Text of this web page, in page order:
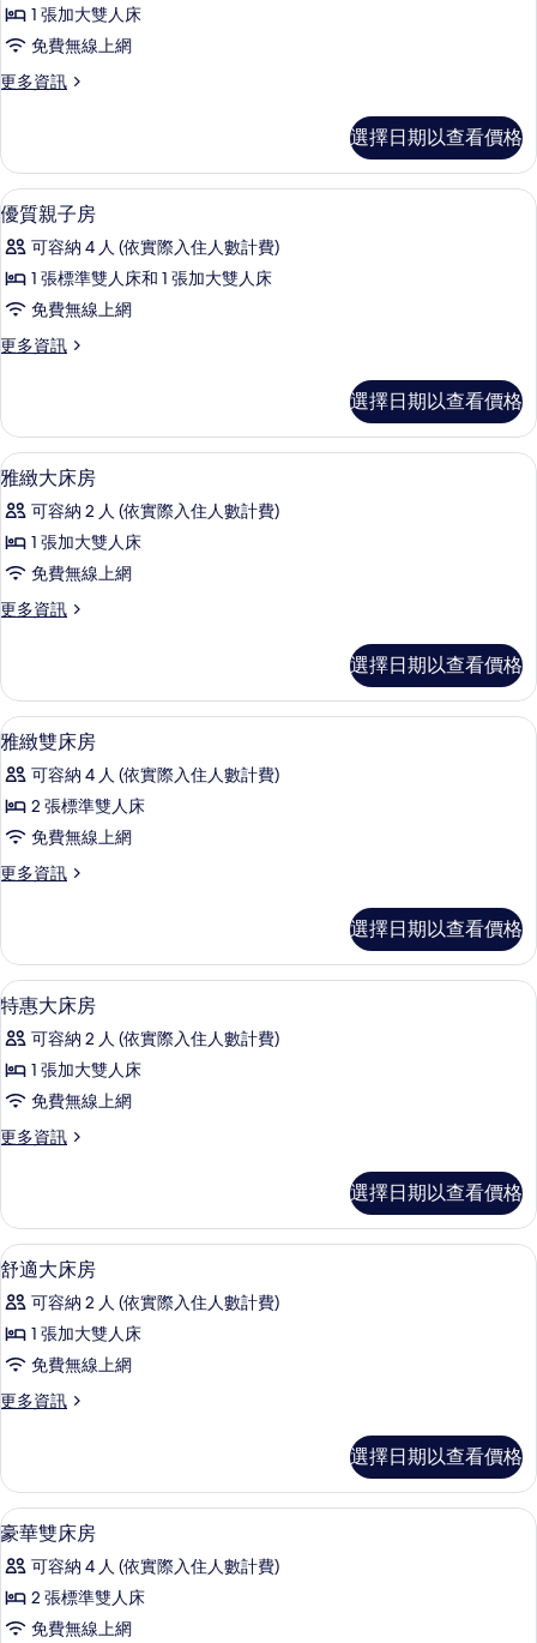
片
情
致
床
的
所
有
相
片
1 張加大雙人床
免費無線上網
更多資訊
更
大
床
房
詳
情
選擇日期以查看價格
顯
示
優
質
子
的
所
有
相
片
6
優質親子房
可容納 4 人 (依實際入住人數計費)
1 張標準雙人床和 1 張加大雙人床
免費無線上網
更多資訊
更
親
子
房
的
詳
情
選擇日期以查看價格
顯
示
雅
緻
床
的
所
有
相
片
15
雅緻大床房
可容納 2 人 (依實際入住人數計費)
1 張加大雙人床
免費無線上網
更多資訊
更
大
床
房
的
詳
情
選擇日期以查看價格
顯
示
雅
緻
床
的
所
有
相
片
11
雅緻雙床房
可容納 4 人 (依實際入住人數計費)
2 張標準雙人床
免費無線上網
更多資訊
更
雙
床
房
詳
情
選擇日期以查看價格
顯
示
特
惠
床
的
所
有
相
片
13
特惠大床房
可容納 2 人 (依實際入住人數計費)
1 張加大雙人床
免費無線上網
更多資訊
更
大
床
房
詳
情
選擇日期以查看價格
顯
示
舒
適
床
的
所
有
相
片
17
舒適大床房
可容納 2 人 (依實際入住人數計費)
1 張加大雙人床
免費無線上網
更多資訊
更
大
床
房
詳
情
選擇日期以查看價格
顯
示
豪
華
9
豪華雙床房
可容納 4 人 (依實際入住人數計費)
2 張標準雙人床
免費無線上網